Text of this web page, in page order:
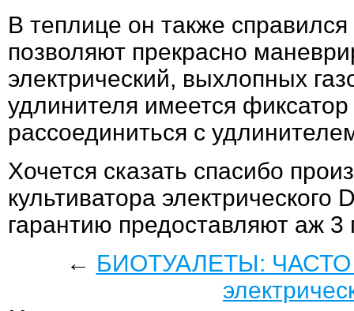
В теплице он также
позволяют прекрасно
электрический, выхлопных
удлинителя имеется
рассоединиться с
Хочется сказать спасибо
культиватора
гарантию предоставляют аж
← БИОТУАЛЕТЫ: